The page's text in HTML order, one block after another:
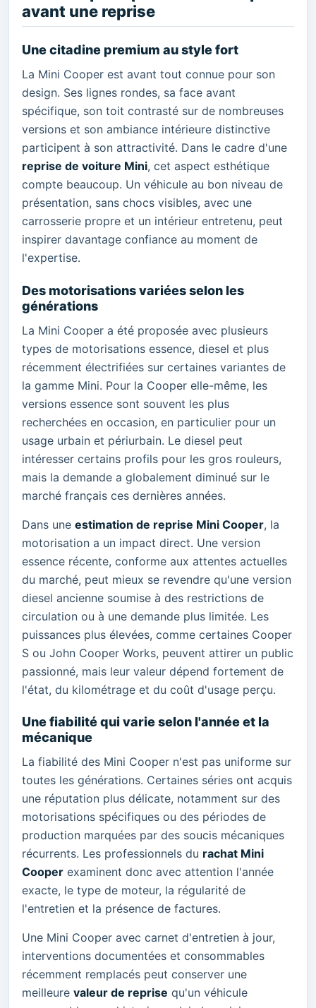
avant une reprise
Une citadine premium au style fort
La Mini Cooper est avant tout connue pour son
design. Ses lignes rondes, sa face avant
spécifique, son toit contrasté sur de nombreuses
versions et son ambiance intérieure distinctive
participent à son attractivité. Dans le cadre d'une
reprise de voiture Mini, cet aspect esthétique
compte beaucoup. Un véhicule au bon niveau de
présentation, sans chocs visibles, avec une
carrosserie propre et un intérieur entretenu, peut
inspirer davantage confiance au moment de
l'expertise.
Des motorisations variées selon les
générations
La Mini Cooper a été proposée avec plusieurs
types de motorisations essence, diesel et plus
récemment électrifiées sur certaines variantes de
la gamme Mini. Pour la Cooper elle-même, les
versions essence sont souvent les plus
recherchées en occasion, en particulier pour un
usage urbain et périurbain. Le diesel peut
intéresser certains profils pour les gros rouleurs,
mais la demande a globalement diminué sur le
marché français ces dernières années.
Dans une estimation de reprise Mini Cooper, la
motorisation a un impact direct. Une version
essence récente, conforme aux attentes actuelles
du marché, peut mieux se revendre qu'une version
diesel ancienne soumise à des restrictions de
circulation ou à une demande plus limitée. Les
puissances plus élevées, comme certaines Cooper
S ou John Cooper Works, peuvent attirer un public
passionné, mais leur valeur dépend fortement de
l'état, du kilométrage et du coût d'usage perçu.
Une fiabilité qui varie selon l'année et la
mécanique
La fiabilité des Mini Cooper n'est pas uniforme sur
toutes les générations. Certaines séries ont acquis
une réputation plus délicate, notamment sur des
motorisations spécifiques ou des périodes de
production marquées par des soucis mécaniques
récurrents. Les professionnels du rachat Mini
Cooper examinent donc avec attention l'année
exacte, le type de moteur, la régularité de
l'entretien et la présence de factures.
Une Mini Cooper avec carnet d'entretien à jour,
interventions documentées et consommables
récemment remplacés peut conserver une
meilleure valeur de reprise qu'un véhicule